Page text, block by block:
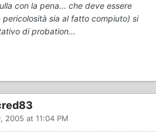
con la pena... che deve essere
sia al fatto compiuto) si
di probation...
2005 at 11:04 PM